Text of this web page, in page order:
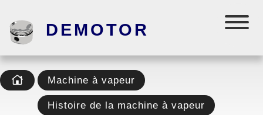
DEMOTOR
Machine à vapeur
Histoire de la machine à vapeur